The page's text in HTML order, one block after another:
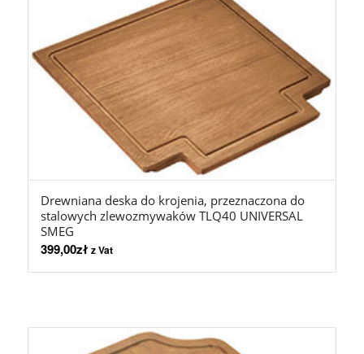
Drewniana deska do krojenia, przeznaczona do
stalowych zlewozmywaków TLQ40 UNIVERSAL
SMEG
399,00zł z Vat